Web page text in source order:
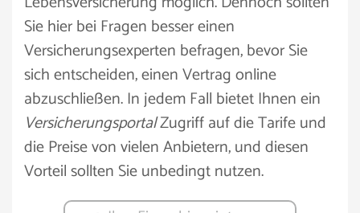
Sie hier bei Fragen besser einen
Versicherungsexperten befragen, bevor Sie
sich entscheiden, einen Vertrag online
abzuschließen. In jedem Fall bietet Ihnen ein
VersicherungsportalZugriff auf die Tarife und
die Preise von vielen Anbietern, und diesen
Vorteil sollten Sie unbedingt nutzen.